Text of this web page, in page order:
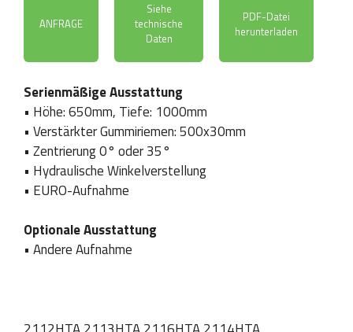
ANFRAGE
Siehe
technische
Daten
PDF-Datei
herunterladen
Firma / Vorname und
Serienmäßige Ausstattung
• Höhe: 650mm, Tiefe: 1000mm
• Verstärkter Gummiriemen: 500x30mm
• Zentrierung 0° oder 35°
• Hydraulische Winkelverstellung
• EURO-Aufnahme
Optionale Ausstattung
• Andere Aufnahme